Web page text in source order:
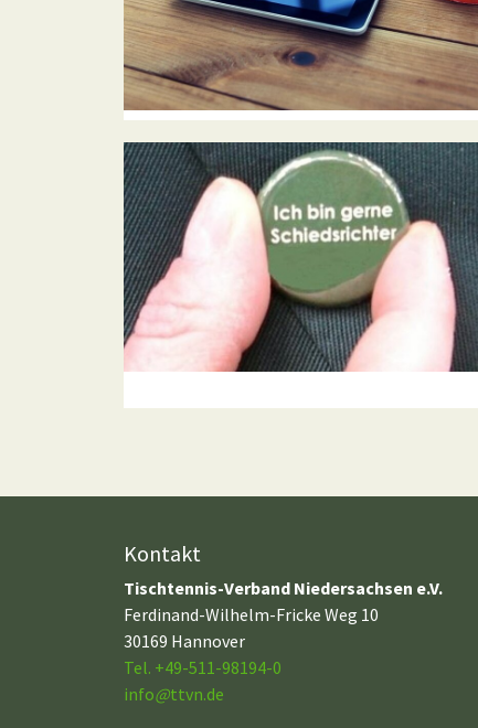
Kontakt
Tischtennis-Verband Niedersachsen e.V.
Ferdinand-Wilhelm-Fricke Weg 10
30169 Hannover
Tel. +49-511-98194-0
info@ttvn.de